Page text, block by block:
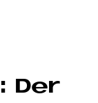
Der